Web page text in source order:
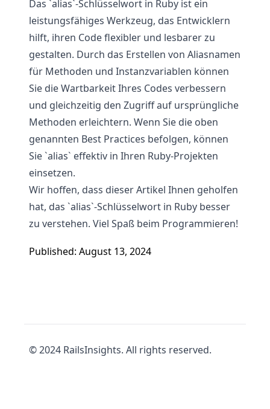
Das `alias`-Schlüsselwort in Ruby ist ein
leistungsfähiges Werkzeug, das Entwicklern
hilft, ihren Code flexibler und lesbarer zu
gestalten. Durch das Erstellen von Aliasnamen
für Methoden und Instanzvariablen können
Sie die Wartbarkeit Ihres Codes verbessern
und gleichzeitig den Zugriff auf ursprüngliche
Methoden erleichtern. Wenn Sie die oben
genannten Best Practices befolgen, können
Sie `alias` effektiv in Ihren Ruby-Projekten
einsetzen.
Wir hoffen, dass dieser Artikel Ihnen geholfen
hat, das `alias`-Schlüsselwort in Ruby besser
zu verstehen. Viel Spaß beim Programmieren!
Published: August 13, 2024
© 2024 RailsInsights. All rights reserved.